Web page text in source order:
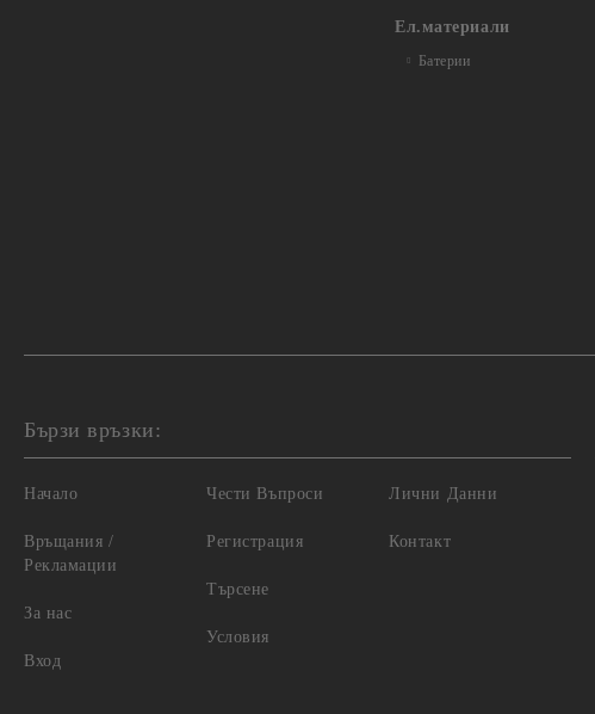
Ел.материали
Батерии
Бързи връзки:
Начало
Връщания /
Рекламации
За нас
Вход
Чести Въпроси
Регистрация
Търсене
Условия
Лични Данни
Контакт